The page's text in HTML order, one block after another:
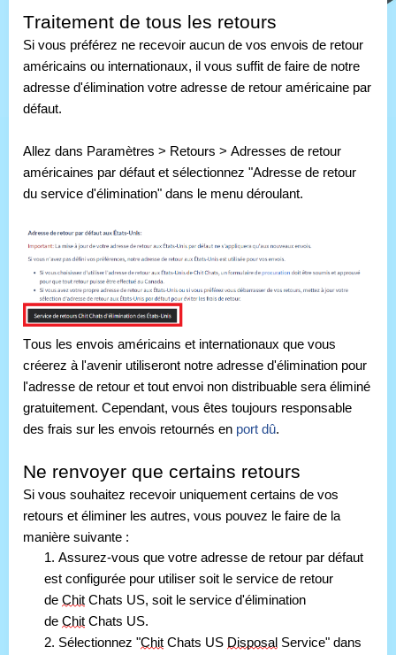
Traitement de tous les retours
Si vous préférez ne recevoir aucun de vos envois de retour
américains ou internationaux, il vous suffit de faire de notre
adresse d'élimination votre adresse de retour américaine par
défaut.
Allez dans Paramètres > Retours > Adresses de retour
américaines par défaut et sélectionnez "Adresse de retour
du service d'élimination" dans le menu déroulant.
Tous les envois américains et internationaux que vous
créerez à l'avenir utiliseront notre adresse d'élimination pour
l'adresse de retour et tout envoi non distribuable sera éliminé
gratuitement. Cependant, vous êtes toujours responsable
des frais sur les envois retournés en port dû.
Ne renvoyer que certains retours
Si vous souhaitez recevoir uniquement certains de vos
retours et éliminer les autres, vous pouvez le faire de la
manière suivante :
1. Assurez-vous que votre adresse de retour par défaut
est configurée pour utiliser soit le service de retour
de Chit Chats US, soit le service d'élimination
de Chit Chats US.
2. Sélectionnez "Chit Chats US Disposal Service" dans